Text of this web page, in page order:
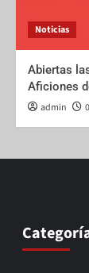
Noticias
Abiertas
Aficiones
admin